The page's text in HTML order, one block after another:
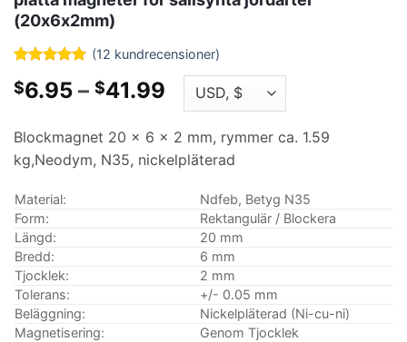
(20x6x2mm)
ut ur 5
(12 kundrecensioner)
$6.95 – $41.99 Prisklass:
$6.95
genom
$41.99
Blockmagnet 20 x 6 x 2 mm, rymmer ca. 1.59
kg,Neodym, N35, nickelpläterad
Material:
Ndfeb, Betyg N35
Form:
Rektangulär / Blockera
Längd:
20 mm
Bredd:
6 mm
Tjocklek:
2 mm
Tolerans:
+/- 0.05 mm
Beläggning:
Nickelpläterad (Ni-cu-ni)
Magnetisering:
Genom Tjocklek